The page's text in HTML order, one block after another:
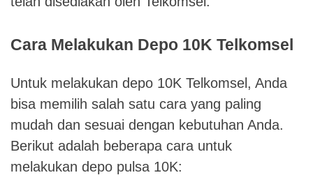
Cara Melakukan Depo 10K Telkomsel
Untuk melakukan depo 10K Telkomsel, Anda
bisa memilih salah satu cara yang paling
mudah dan sesuai dengan kebutuhan Anda.
Berikut adalah beberapa cara untuk
melakukan depo pulsa 10K: